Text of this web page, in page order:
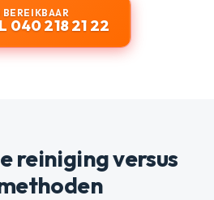
BEREIKBAAR
040 218 21 22
reiniging versus